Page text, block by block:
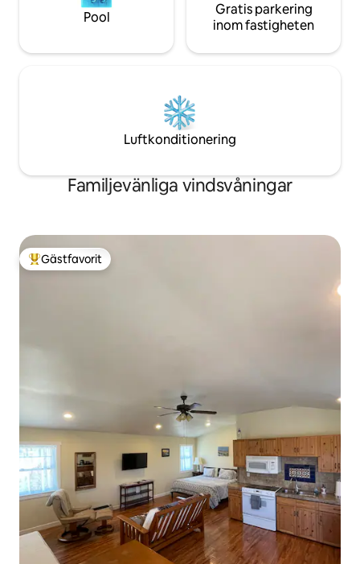
Pool
Gratis parkering
inom fastigheten
Luftkonditionering
Familjevänliga vindsvåningar
Populär gästfavorit
Gästfavorit